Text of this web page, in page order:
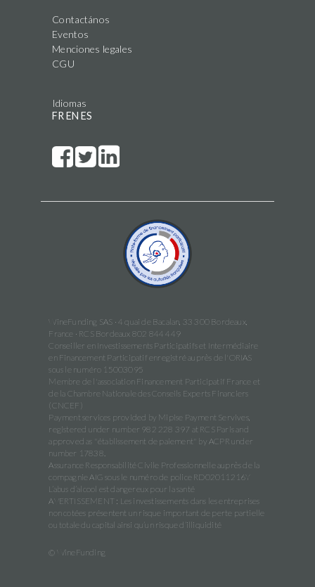
Contactános
Eventos
Menciones legales
CGU
Idiomas
FR EN ES
WineFunding SAS · 4 quai de Bacalan, 33 300 Bordeaux,
France · RCS Bordeaux 802 844 449
Conseiller en Investissements Participatifs et Intermédiaire
en Financement Participatif enregistré auprès de l'ORIAS
sous le numéro 15003095
Membre de l'association Financement Participatif France et
de la Chambre Nationale des Conseils Experts Financiers
(CNCEF)
Payment services provided by Mipise Payment Servives,
registered under number 982 228 397 at RCS Paris and
approved as "établissement de paiement" by ACPR under
number 17838.
Assurance Responsabilité Civile Professionnelle auprès de la
compagnie AIG sous le numéro de police RD02011216Y
L’abus d’alcool est dangereux pour la santé
AVERTISSEMENT : Les investissements dans les entreprises
non cotées présentent un risque important de perte partielle
ou totale du capital ainsi qu’un risque d’illiquidité
© WineFunding